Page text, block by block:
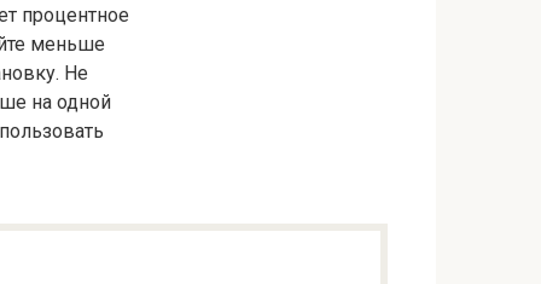
процентное
меньше
Не
на одной